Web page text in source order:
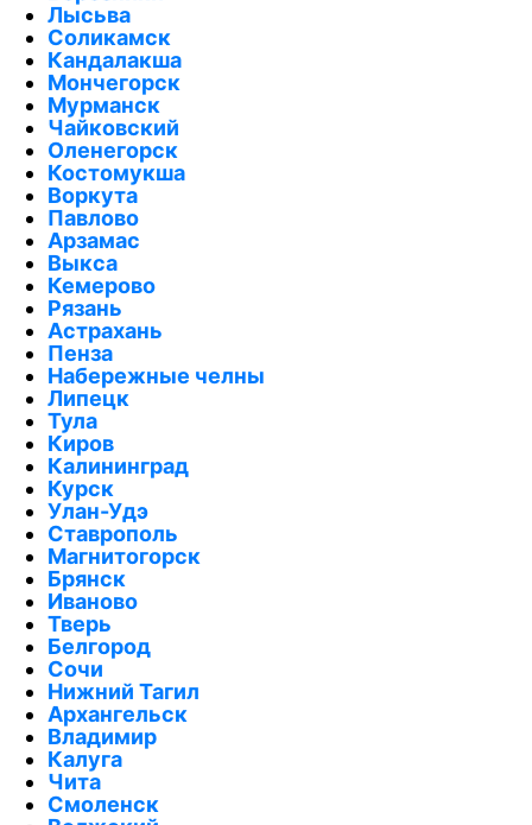
Лысьва
Соликамск
Кандалакша
Мончегорск
Мурманск
Чайковский
Оленегорск
Костомукша
Воркута
Павлово
Арзамас
Выкса
Кемерово
Рязань
Астрахань
Пенза
Набережные челны
Липецк
Тула
Киров
Калининград
Курск
Улан-Удэ
Ставрополь
Магнитогорск
Брянск
Иваново
Тверь
Белгород
Сочи
Нижний Тагил
Архангельск
Владимир
Калуга
Чита
Смоленск